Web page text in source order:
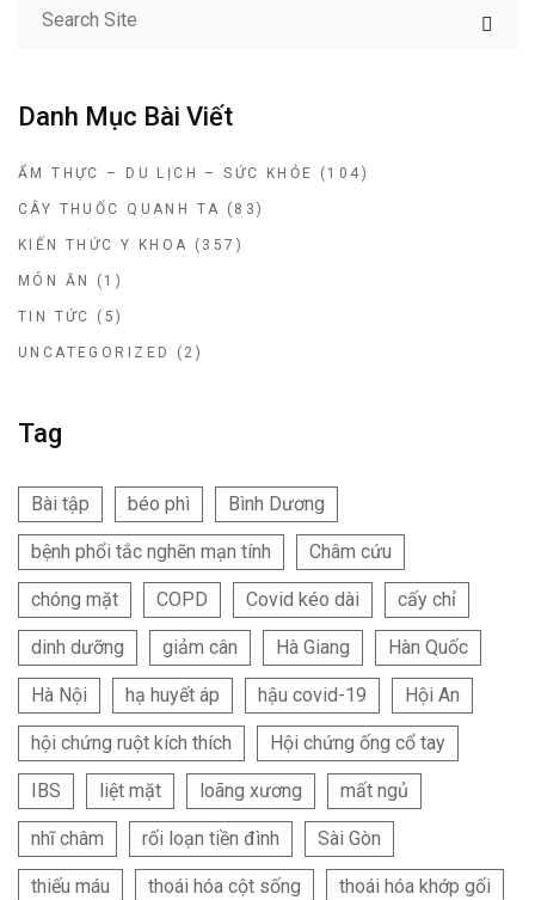
Danh Mục Bài Viết
ẨM THỰC – DU LỊCH – SỨC KHỎE (104)
CÂY THUỐC QUANH TA (83)
KIẾN THỨC Y KHOA (357)
MÓN ĂN (1)
TIN TỨC (5)
UNCATEGORIZED (2)
Tag
Bài tập béo phì Bình Dương
bệnh phổi tắc nghẽn mạn tính Châm cứu
chóng mặt COPD Covid kéo dài cấy chỉ
dinh dưỡng giảm cân Hà Giang Hàn Quốc
Hà Nội hạ huyết áp hậu covid-19 Hội An
hội chứng ruột kích thích Hội chứng ống cổ tay
IBS liệt mặt loãng xương mất ngủ
nhĩ châm rối loạn tiền đình Sài Gòn
thiếu máu thoái hóa cột sống thoái hóa khớp gối